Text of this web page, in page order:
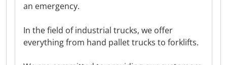
an emergency.
In the field of industrial trucks, we offer
everything from hand pallet trucks to forklifts.